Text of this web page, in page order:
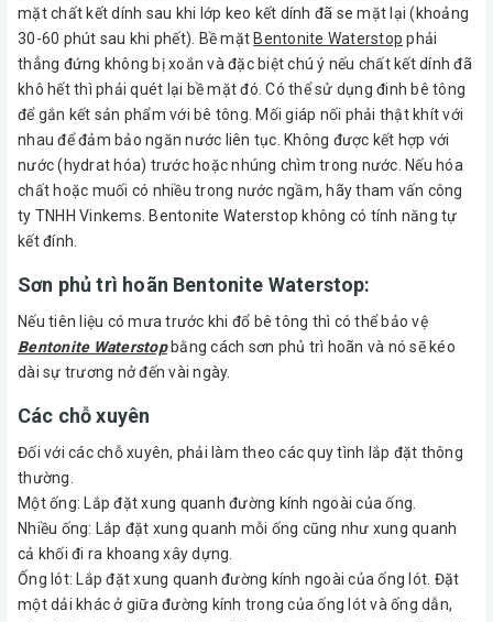
mặt chất kết dính sau khi lớp keo kết dính đã se mặt lại (khoảng
30-60 phút sau khi phết). Bề mặt Bentonite Waterstop phải
thẳng đứng không bị xoắn và đặc biệt chú ý nếu chất kết dính đã
khô hết thì phải quét lại bề mặt đó. Có thể sử dụng đinh bê tông
để gắn kết sản phẩm với bê tông. Mối giáp nối phải thật khít với
nhau để đảm bảo ngăn nước liên tục. Không được kết hợp với
nước (hydrat hóa) trước hoặc nhúng chìm trong nước. Nếu hóa
chất hoặc muối có nhiều trong nước ngầm, hãy tham vấn công
ty TNHH Vinkems. Bentonite Waterstop không có tính năng tự
kết đính.
Sơn phủ trì hoãn Bentonite Waterstop:
Nếu tiên liệu có mưa trước khi đổ bê tông thì có thể bảo vệ
Bentonite Waterstopbằng cách sơn phủ trì hoãn và nó sẽ kéo
dài sự trương nở đến vài ngày.
Các chỗ xuyên
Đối với các chỗ xuyên, phải làm theo các quy tình lắp đặt thông
thường.
Một ống: Lắp đặt xung quanh đường kính ngoài của ống.
Nhiều ống: Lắp đặt xung quanh mỗi ống cũng như xung quanh
cả khối đi ra khoang xây dựng.
Ống lót: Lắp đặt xung quanh đường kính ngoài của ống lót. Đặt
một dải khác ở giữa đường kính trong của ống lót và ống dẫn,